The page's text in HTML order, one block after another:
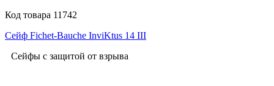
Код товара 11742
Сейф Fichet-Bauche InviKtus 14 III
Сейфы с защитой от взрыва